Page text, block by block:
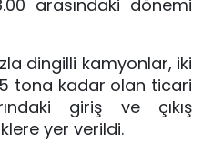
arasındaki dönemi
dingilli kamyonlar, iki
tona kadar olan ticari
giriş ve çıkış
yer verildi.